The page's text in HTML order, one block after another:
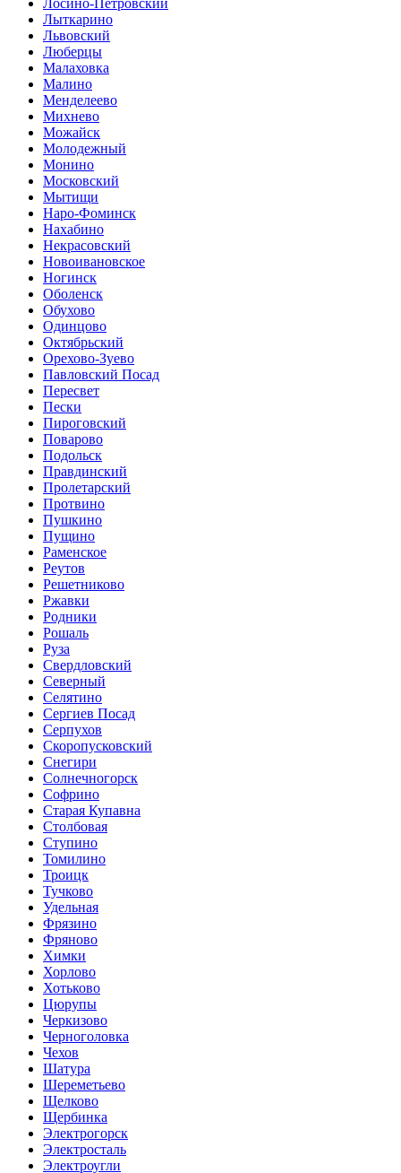
Лыткарино
Львовский
Люберцы
Малаховка
Малино
Менделеево
Михнево
Можайск
Молодежный
Монино
Московский
Мытищи
Наро-Фоминск
Нахабино
Некрасовский
Новоивановское
Ногинск
Оболенск
Обухово
Одинцово
Октябрьский
Орехово-Зуево
Павловский Посад
Пересвет
Пески
Пироговский
Поварово
Подольск
Правдинский
Пролетарский
Протвино
Пушкино
Пущино
Раменское
Реутов
Решетниково
Ржавки
Родники
Рошаль
Руза
Свердловский
Северный
Селятино
Сергиев Посад
Серпухов
Скоропусковский
Снегири
Солнечногорск
Софрино
Старая Купавна
Столбовая
Ступино
Томилино
Троицк
Тучково
Удельная
Фрязино
Фряново
Химки
Хорлово
Хотьково
Цюрупы
Черкизово
Черноголовка
Чехов
Шатура
Шереметьево
Щелково
Щербинка
Электрогорск
Электросталь
Электроугли